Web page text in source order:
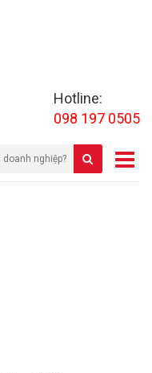
Hotline:
098 197 0505